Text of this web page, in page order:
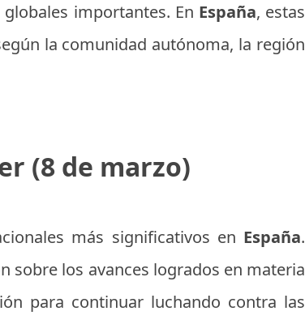
importantes. En España, estas
la comunidad autónoma, la región
(8 de marzo)
más significativos en España.
sobre los avances logrados en materia
para continuar luchando contra las